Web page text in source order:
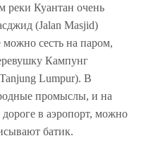
реки Куантан очень
(Jalan Masjid)
можно сесть на паром,
Кампунг
Lumpur). В
промыслы, и на
в аэропорт, можно
батик.